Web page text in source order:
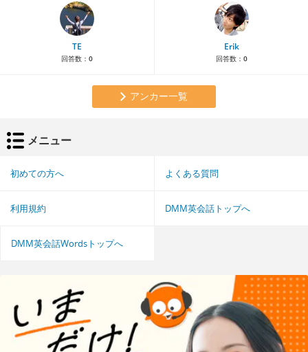
TE
回答数： 0
Erik
回答数： 0
アンカー一覧
メニュー
初めての方へ よくある質問
利用規約 DMM英会話トップへ
DMM英会話Wordsトップへ